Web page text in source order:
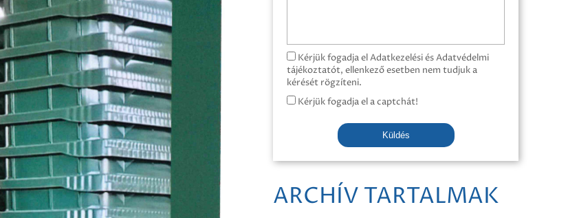
Kérjük fogadja el Adatkezelési és Adatvédelmi
tájékoztatót, ellenkező esetben nem tudjuk a
kérését rögzíteni.
Kérjük fogadja el a captchát!
Küldés
ARCHÍV TARTALMAK